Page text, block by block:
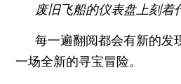
废旧飞船的仪表盘上刻着
每一遍翻阅都会有新的发
一场全新的寻宝冒险。